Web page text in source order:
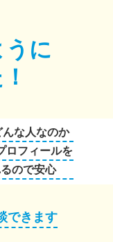
うに
んな人なのか
ロフィールを
ので安心
できます